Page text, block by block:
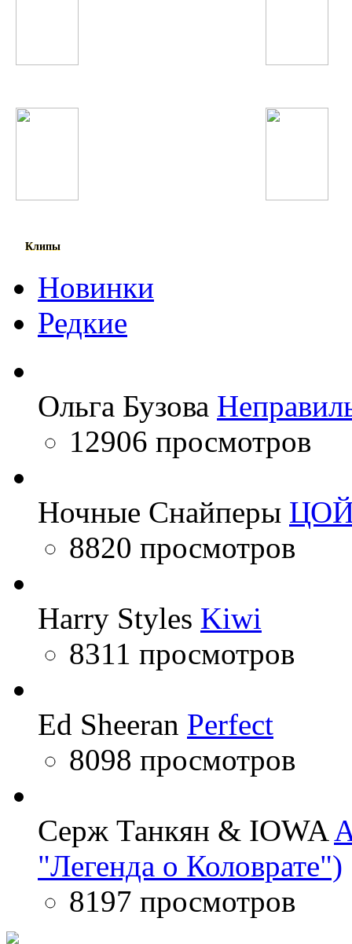
Клипы
Новинки
Редкие
Ольга Бузова
12906 просмотров
Ночные Снайперы
8820 просмотров
Harry Styles Kiwi
8311 просмотров
Ed Sheeran Perfect
8098 просмотров
Серж Танкян & IOWA
"Легенда о Коловрате")
8197 просмотров